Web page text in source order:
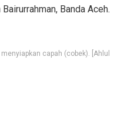
Banda Aceh.
capah (cobek). [Ahlul